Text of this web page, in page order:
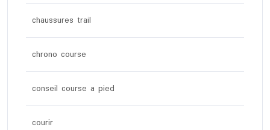
chaussures trail
chrono course
conseil course a pied
courir